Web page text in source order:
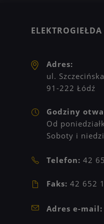
Adres:
ul.
91-222 Łódź
Godziny
Od
Soboty i
Telefon: 42
Faks: 42 652
Adres e-mail: